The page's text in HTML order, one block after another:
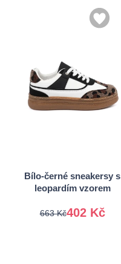
Bílo-černé sneakersy s
leopardím vzorem
402 Kč
663 Kč